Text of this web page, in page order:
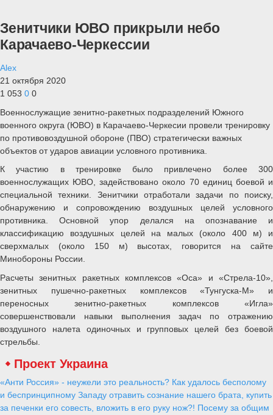
Зенитчики ЮВО прикрыли небо
Карачаево-Черкессии
Alex
21 октября 2020
1 053 0 0
Военнослужащие зенитно-ракетных подразделений Южного
военного округа (ЮВО) в Карачаево-Черкесии провели тренировку
по противовоздушной обороне (ПВО) стратегически важных
объектов от ударов авиации условного противника.
К участию в тренировке было привлечено более 300
военнослужащих ЮВО, задействовано около 70 единиц боевой и
специальной техники. Зенитчики отработали задачи по поиску,
обнаружению и сопровождению воздушных целей условного
противника. Основной упор делался на опознавание и
классификацию воздушных целей на малых (около 400 м) и
сверхмалых (около 150 м) высотах, говорится на сайте
Минобороны России.
Расчеты зенитных ракетных комплексов «Оса» и «Стрела-10»,
зенитных пушечно-ракетных комплексов «Тунгуска-М» и
переносных зенитно-ракетных комплексов «Игла»
совершенствовали навыки выполнения задач по отражению
воздушного налета одиночных и групповых целей без боевой
стрельбы.
Проект Украина
«Анти Россия» - неужели это реальность? Как удалось бесполому
и беспринципному Западу отравить сознание нашего брата, купить
за печенки его совесть, вложить в его руку нож?! Посему за общим